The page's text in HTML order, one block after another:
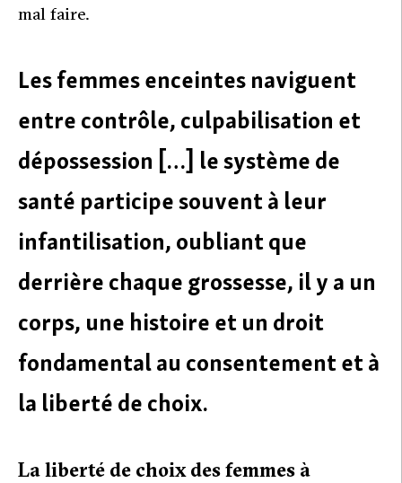
mal faire.
Les femmes enceintes naviguent
entre contrôle, culpabilisation et
dépossession […] le système de
santé participe souvent à leur
infantilisation, oubliant que
derrière chaque grossesse, il y a un
corps, une histoire et un droit
fondamental au consentement et à
la liberté de choix.
La liberté de choix des femmes à